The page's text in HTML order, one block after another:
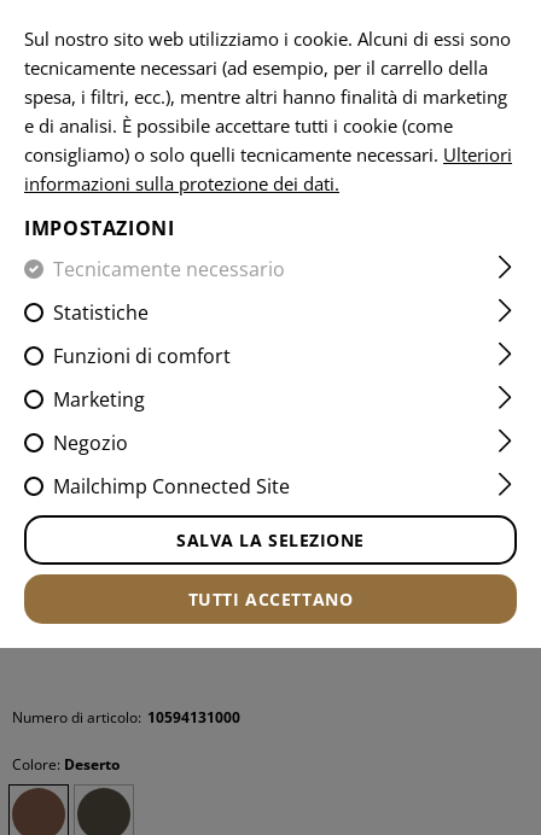
CASA ATTREZZATURA TOPPE FLAG
SWITZERLAND FLAG PATCH
Numero di articolo: 10594131000
Colore: Deserto
Sul nostro sito web utilizziamo i cookie. Alcuni di essi sono
tecnicamente necessari (ad esempio, per il carrello della
spesa, i filtri, ecc.), mentre altri hanno finalità di marketing
e di analisi. È possibile accettare tutti i cookie (come
consigliamo) o solo quelli tecnicamente necessari. Ulteriori
informazioni sulla protezione dei dati.
IMPOSTAZIONI
Tecnicamente necessario
Statistiche
Funzioni di comfort
Marketing
Negozio
Mailchimp Connected Site
SALVA LA SELEZIONE
TUTTI ACCETTANO